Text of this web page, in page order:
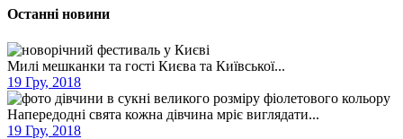
Останні новини
Милі мешканки та гості Києва та Київської...
19 Гру, 2018
Напередодні свята кожна дівчина мріє виглядати...
19 Гру, 2018